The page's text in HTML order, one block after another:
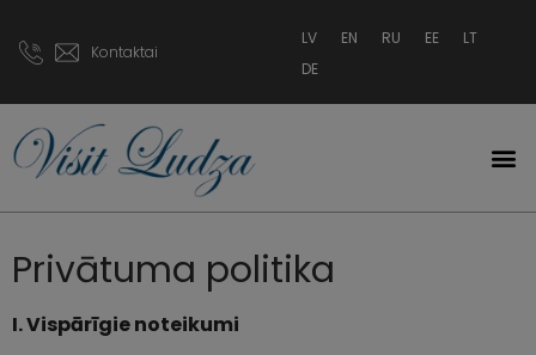
Kontaktai
LV EN RU EE
LT
DE
Privātuma politika
I. Vispārīgie noteikumi